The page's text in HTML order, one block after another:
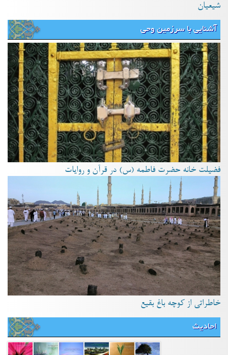
شیعیان
آشنایی با سرزمین وحی
فضیلت خانه حضرت فاطمه (س) در قرآن و روایات
خاطراتی از کوچه باغ بقیع
احادیث